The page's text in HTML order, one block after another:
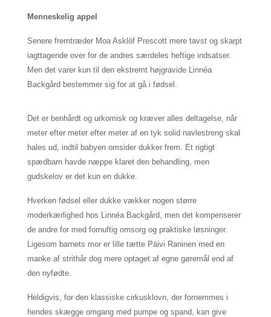
Menneskelig appel
Senere fremtræder Moa Asklöf Prescottmere tavst og skarpt
iagttagende over for de andres særdeles heftige indsatser.
Men det varer kun til den ekstremt højgravide Linnéa
Backgård bestemmer sig for at gå i fødsel.
Det er benhårdt og urkomisk og kræver alles deltagelse, når
meter efter meter efter meter af en tyk solid navlestreng skal
hales ud, indtil babyen omsider dukker frem. Et rigtigt
spædbarn havde næppe klaret den behandling, men
gudskelov er det kun en dukke.
Hverken fødsel eller dukke vækker nogen større
moderkærlighed hos Linnéa Backgård, men det kompenserer
de andre for med fornuftig omsorg og praktiske løsninger.
Ligesom barnets mor er lille tætte Päivi Raninenmed en
manke af strithår dog mere optaget af egne gøremål end af
den nyfødte.
Heldigvis, for den klassiske cirkusklovn, der fornemmes i
hendes skægge omgang med pumpe og spand, kan give